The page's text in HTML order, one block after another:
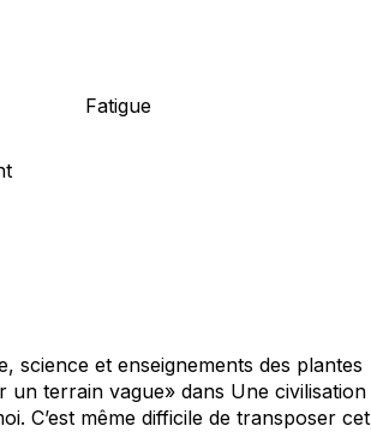
Fatigue
science et enseignements des plantes
un terrain vague» dans Une civilisation
C’est même difficile de transposer cet